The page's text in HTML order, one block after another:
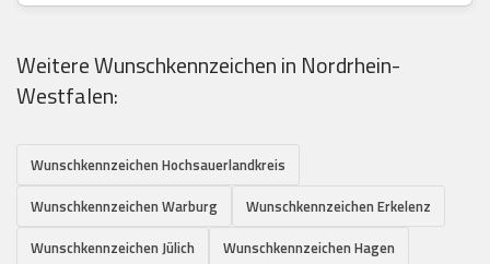
Weitere Wunschkennzeichen in Nordrhein-
Westfalen:
Wunschkennzeichen Hochsauerlandkreis
Wunschkennzeichen Warburg
Wunschkennzeichen Erkelenz
Wunschkennzeichen Jülich
Wunschkennzeichen Hagen